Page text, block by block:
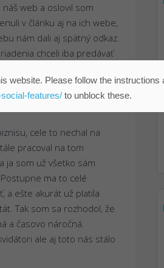
web a oslovil som
v článku aj na ich webe,
nám dali aj spätný odkaz.
chceli iba predávať
ktorý sa vyznal aj do
cele to nechal na
pracoval na tom
ja som už všetko sám
ma to celé
a ešte akurát už platila
Tak som sa rozhodol, že
a časovo náročná.
ale aj toto nás stálo
website. Please follow the instructions
features/to unblock these.